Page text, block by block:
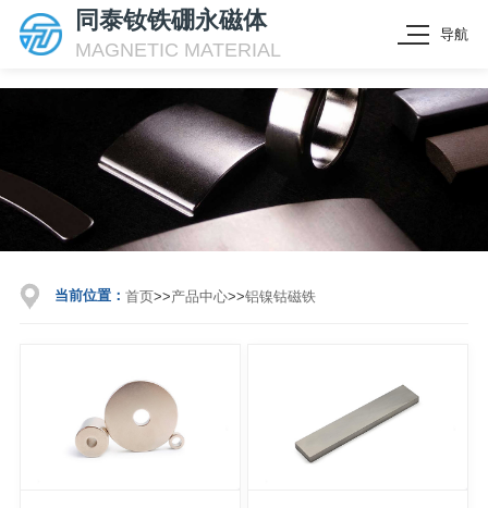
同泰钕铁硼永磁体
MAGNETIC MATERIAL
导航
当前位置： 首页>>产品中心>>铝镍钴磁铁